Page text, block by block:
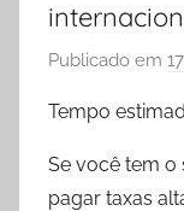
Publicado em
Tempo
Se você tem o
pagar taxas